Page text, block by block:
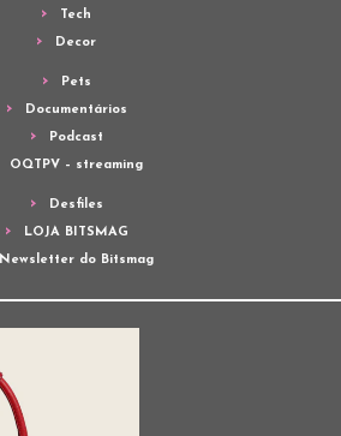
Tech
Decor
Pets
Documentários
Podcast
OQTPV – streaming
Desfiles
LOJA BITSMAG
Newsletter do Bitsmag